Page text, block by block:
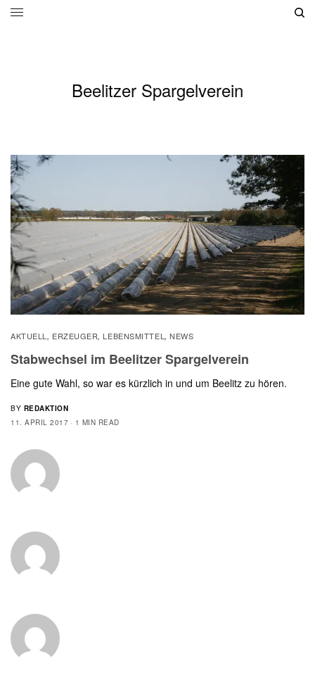
Beelitzer Spargelverein
AKTUELL, ERZEUGER, LEBENSMITTEL,NEWS
Stabwechsel im Beelitzer Spargelverein
Eine gute Wahl, so war es kürzlich in und um Beelitz zu hören.
BY REDAKTION
11. APRIL 2017
1 MIN READ